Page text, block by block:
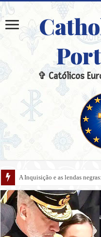
✞ Católicos
A Inquisição e as lendas